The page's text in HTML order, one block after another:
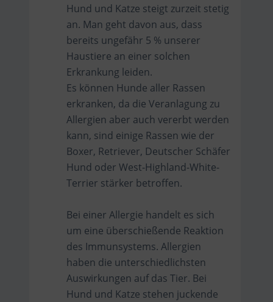
Hund und Katze steigt zurzeit stetig
an. Man geht davon aus, dass
bereits ungefähr 5 % unserer
Haustiere an einer solchen
Erkrankung leiden.
Es können Hunde aller Rassen
erkranken, da die Veranlagung zu
Allergien aber auch vererbt werden
kann, sind einige Rassen wie der
Boxer, Retriever, Deutscher Schäfer
Hund oder West-Highland-White-
Terrier stärker betroffen.
Bei einer Allergie handelt es sich
um eine überschießende Reaktion
des Immunsystems. Allergien
haben die unterschiedlichsten
Auswirkungen auf das Tier. Bei
Hund und Katze stehen juckende